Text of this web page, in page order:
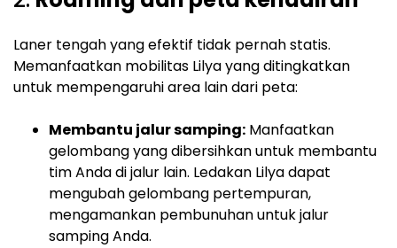
Laner tengah yang efektif tidak pernah statis.
Memanfaatkan mobilitas Lilya yang ditingkatkan
untuk mempengaruhi area lain dari peta:
Membantu jalur samping: Manfaatkan
gelombang yang dibersihkan untuk membantu
tim Anda di jalur lain. Ledakan Lilya dapat
mengubah gelombang pertempuran,
mengamankan pembunuhan untuk jalur
samping Anda.